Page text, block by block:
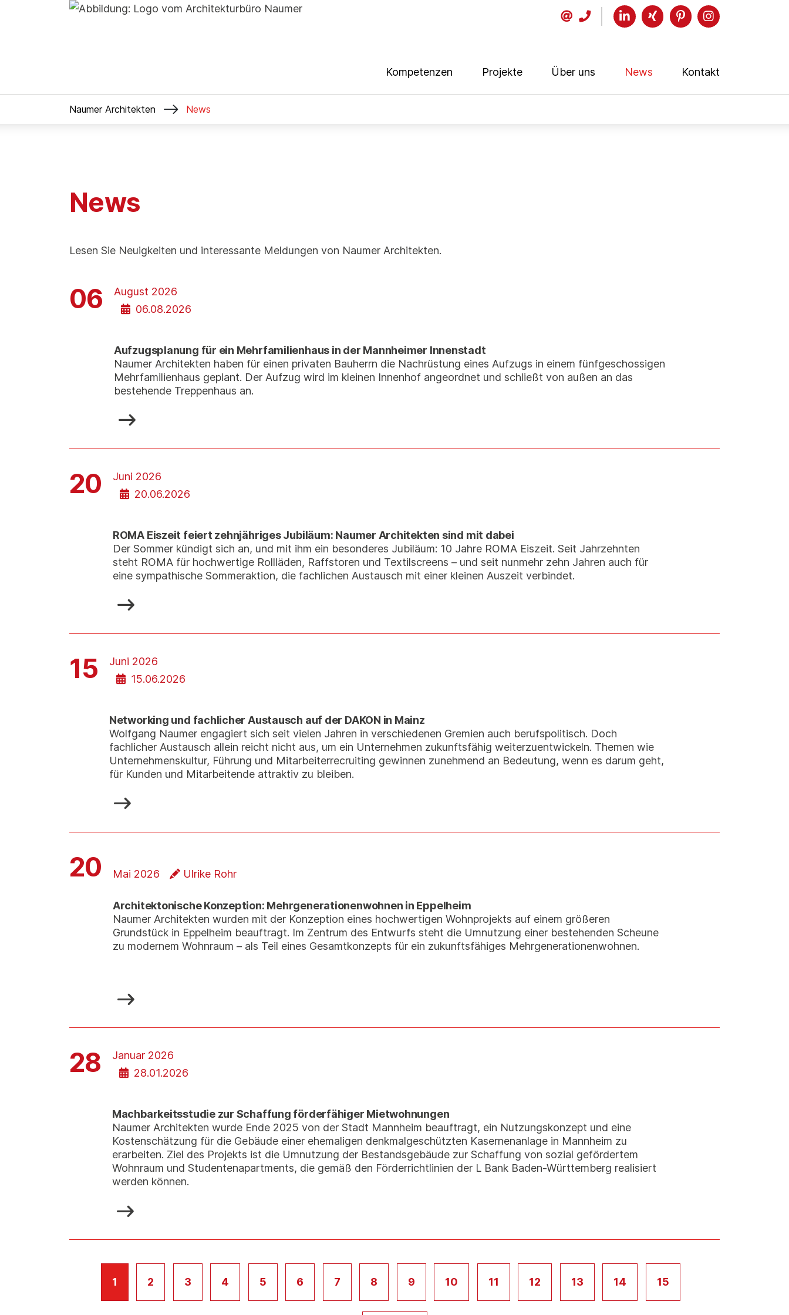
Kompetenzen Projekte Über uns News Kontakt
Naumer Architekten  News
News
Lesen Sie Neuigkeiten und interessante Meldungen von Naumer Architekten.
Aufzugsplanung für ein Mehrfamilienhaus in der Mannheimer Innenstadt
Naumer Architekten haben für einen privaten Bauherrn die Nachrüstung eines Aufzugs in einem fünfgeschossigen
Mehrfamilienhaus geplant. Der Aufzug wird im kleinen Innenhof angeordnet und schließt von außen an das
bestehende Treppenhaus an.
06
August 2026
06.08.2026
ROMA Eiszeit feiert zehnjähriges Jubiläum: Naumer Architekten sind mit dabei
Der Sommer kündigt sich an, und mit ihm ein besonderes Jubiläum: 10 Jahre ROMA Eiszeit. Seit Jahrzehnten
steht ROMA für hochwertige Rollläden, Raffstoren und Textilscreens – und seit nunmehr zehn Jahren auch für
eine sympathische Sommeraktion, die fachlichen Austausch mit einer kleinen Auszeit verbindet.
20
Juni 2026
20.06.2026
Networking und fachlicher Austausch auf der DAKON in Mainz
Wolfgang Naumer engagiert sich seit vielen Jahren in verschiedenen Gremien auch berufspolitisch. Doch
fachlicher Austausch allein reicht nicht aus, um ein Unternehmen zukunftsfähig weiterzuentwickeln. Themen wie
Unternehmenskultur, Führung und Mitarbeiterrecruiting gewinnen zunehmend an Bedeutung, wenn es darum geht,
für Kunden und Mitarbeitende attraktiv zu bleiben.
15
Juni 2026
15.06.2026
Architektonische Konzeption: Mehrgenerationenwohnen in Eppelheim
Naumer Architekten wurden mit der Konzeption eines hochwertigen Wohnprojekts auf einem größeren
Grundstück in Eppelheim beauftragt. Im Zentrum des Entwurfs steht die Umnutzung einer bestehenden Scheune
zu modernem Wohnraum – als Teil eines Gesamtkonzepts für ein zukunftsfähiges Mehrgenerationenwohnen.
20 Mai 2026 Ulrike Rohr
Machbarkeitsstudie zur Schaffung förderfähiger Mietwohnungen
Naumer Architekten wurde Ende 2025 von der Stadt Mannheim beauftragt, ein Nutzungskonzept und eine
Kostenschätzung für die Gebäude einer ehemaligen denkmalgeschützten Kasernenanlage in Mannheim zu
erarbeiten. Ziel des Projekts ist die Umnutzung der Bestandsgebäude zur Schaffung von sozial gefördertem
Wohnraum und Studentenapartments, die gemäß den Förderrichtlinien der L Bank Baden-Württemberg realisiert
werden können.
28
Januar 2026
28.01.2026
1 2 3 4 5 6 7 8 9 10 11 12 13 14 15